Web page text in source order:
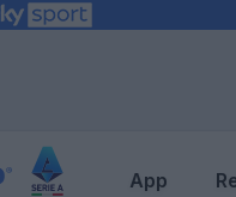
App